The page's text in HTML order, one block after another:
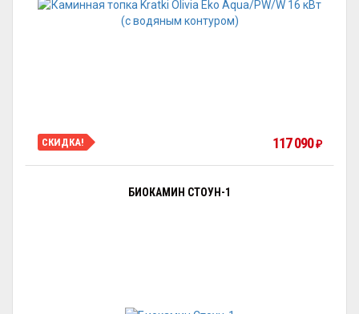
СКИДКА! 117 090₽
БИОКАМИН СТОУН-1